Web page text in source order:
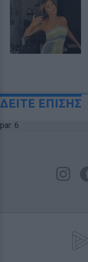
ΔΕΙΤΕ ΕΠΙΣΗΣ
par: 6